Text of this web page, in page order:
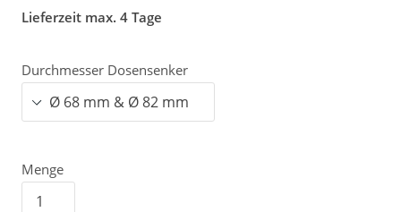
Lieferzeit max. 4 Tage
Durchmesser Dosensenker
Menge